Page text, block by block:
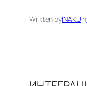
Written byINAKUin